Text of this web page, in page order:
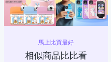
馬上比買最好
相似商品比比看